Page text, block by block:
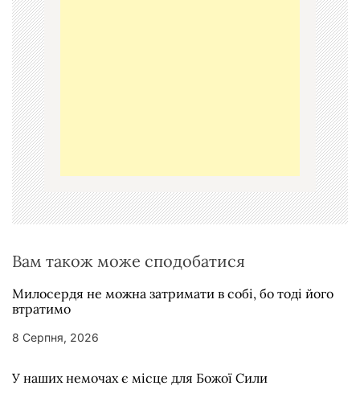
і
я
з
а
п
и
с
і
в
Вам також може сподобатися
Милосердя не можна затримати в собі, бо тоді його
втратимо
8 Серпня, 2026
У наших немочах є місце для Божої Сили